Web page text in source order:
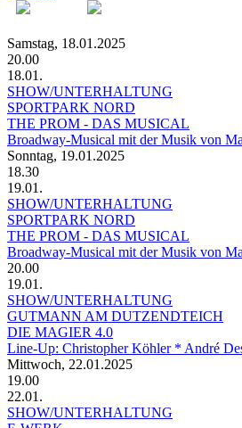
Samstag, 18.01.2025
20.00
18.01.
SHOW/UNTERHALTUNG
SPORTPARK NORD
THE PROM - DAS MUSICAL
Broadway-Musical mit der Musik von
Sonntag, 19.01.2025
18.30
19.01.
SHOW/UNTERHALTUNG
SPORTPARK NORD
THE PROM - DAS MUSICAL
Broadway-Musical mit der Musik von
20.00
19.01.
SHOW/UNTERHALTUNG
GUTMANN AM DUTZENDTEICH
DIE MAGIER 4.0
Line-Up: Christopher Köhler * André
Mittwoch, 22.01.2025
19.00
22.01.
SHOW/UNTERHALTUNG